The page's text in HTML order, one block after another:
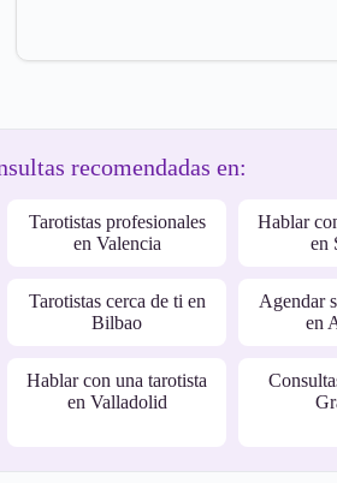
recomendadas en:
Tarotistas profesionales
en Valencia
Hablar
en
Tarotistas cerca de ti en
Bilbao
Agendar
en
Hablar con una tarotista
en Valladolid